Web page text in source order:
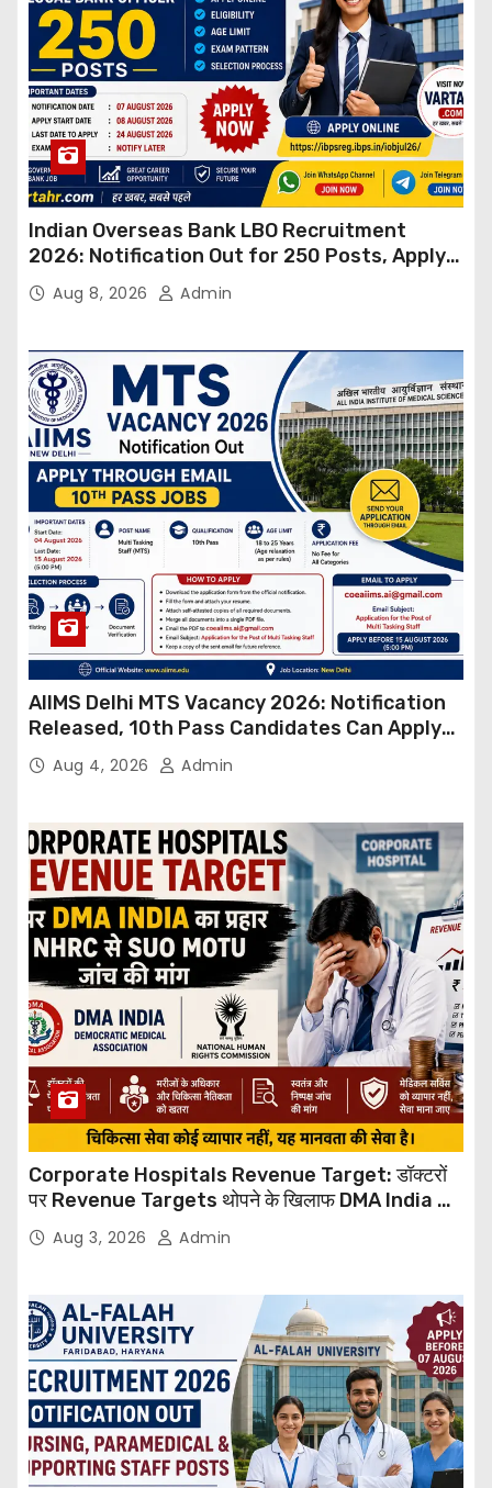
Indian Overseas Bank LBO Recruitment
2026: Notification Out for 250 Posts, Apply
OnlineAug 8, 2026 Admin
AIIMS Delhi MTS Vacancy 2026: Notification
Released, 10th Pass Candidates Can Apply
Through Email
Aug 4, 2026 Admin
Corporate Hospitals Revenue Target: डॉक्टरों
पर Revenue Targets थोपने के खिलाफ DMA India का
बड़ा कदम, NHRC से Suo Motu जांच की मांग
Aug 3, 2026 Admin